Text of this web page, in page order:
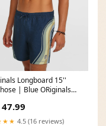
Longboard 15''
| Blue ORiginals
50
47.99
4.5 (16 reviews)